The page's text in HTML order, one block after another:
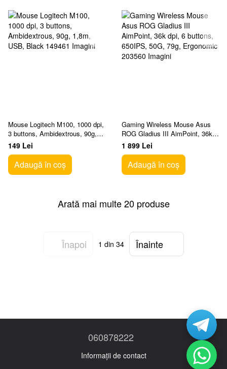
Mouse Logitech M100, 1000 dpi,
3 buttons, Ambidextrous, 90g,
1,8m, USB, Black
149 Lei
Adaugă în coș
Gaming Wireless Mouse Asus
ROG Gladius III AimPoint, 36k
dpi, 6 buttons, 650IPS, 50G,
79g, Ergonomic
1 899 Lei
Adaugă în coș
Arată mai multe 20 produse
Înapoi 1 din 34 Înainte
060878222
Informații de contact